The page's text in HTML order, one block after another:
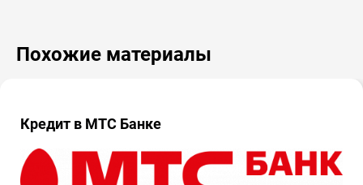
Похожие материалы
Кредит в МТС Банке